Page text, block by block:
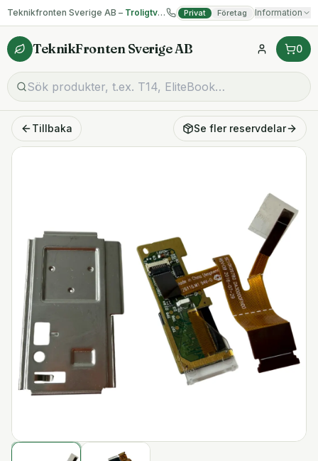
Teknikfronten Sverige AB – Troligtvis billigast på begagnad IT! Privat Företag Information
TeknikFronten Sverige AB 0
Tillbaka Se fler reservdelar